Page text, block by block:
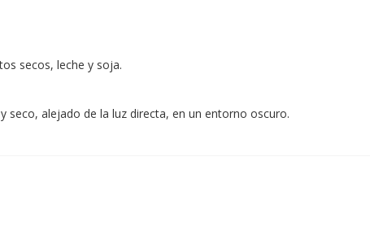
secos, leche y soja.
seco, alejado de la luz directa, en un entorno oscuro.